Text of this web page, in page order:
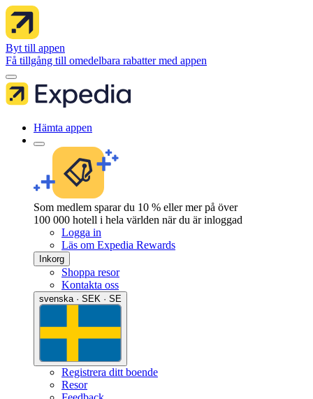
Byt till appen
Få tillgång till omedelbara rabatter med appen
Hämta appen
Som medlem sparar du 10 % eller mer på över
100 000 hotell i hela världen när du är inloggad
Logga in
Läs om Expedia Rewards
Inkorg
Shoppa resor
Kontakta oss
svenska · SEK · SE
Registrera ditt boende
Resor